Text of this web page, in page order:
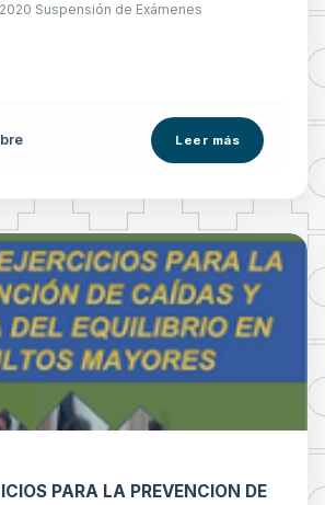
Suspensión de Exámenes
Leer más
PARA LA PREVENCION DE